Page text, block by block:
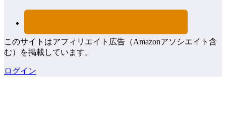
このサイトはアフィリエイト広告（Amazonアソシエイト含
む）を掲載しています。
ログイン